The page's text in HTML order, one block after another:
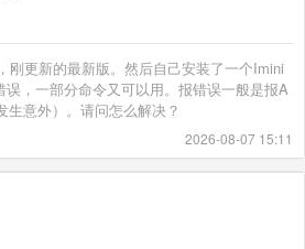
刚更新的最新版。然后自己安装了一个Imini
误，一部分命令又可以用。报错误一般是报A
意外）。请问怎么解决？
2026-08-07 15:11